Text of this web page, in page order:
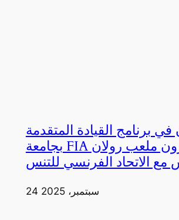
برنامج القيادة المتقدمة
بجامعة FIA يزورون ملعب رولان
مع الاتحاد الفرنسي للتنس
24 سبتمبر، 2025